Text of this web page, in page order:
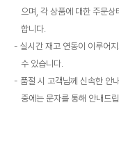
으며, 각 상품에 대한 주문
합니다.
실시간 재고 연동이 이루어
수 있습니다.
품절 시 고객님께 신속한 안
중에는 문자를 통해 안내드